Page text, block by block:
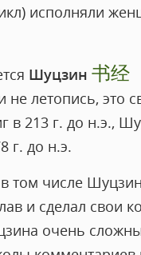
исполняли
Шуцзин 书经
летопись, это
в 213 г. до н.э.,
г. до н.э.
том числе
и сделал свои
очень